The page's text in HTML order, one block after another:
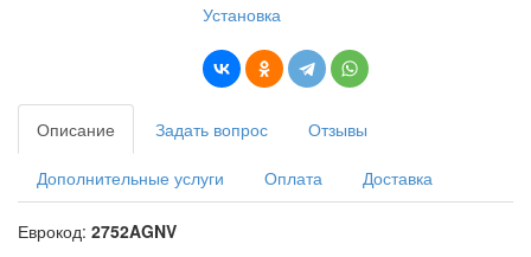
Установка
Описание Задать вопрос Отзывы
Дополнительные услуги Оплата Доставка
Еврокод: 2752AGNV